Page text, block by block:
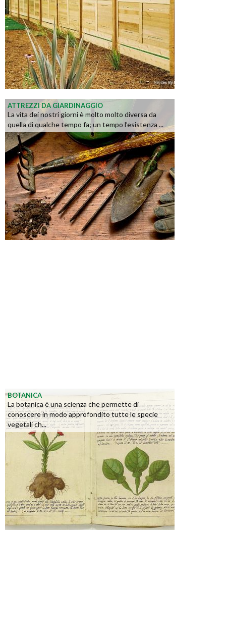
ATTREZZI DA GIARDINAGGIO
La vita dei nostri giorni è molto molto diversa da
quella di qualche tempo fa; un tempo l’esistenza ...
BOTANICA
La botanica è una scienza che permette di
conoscere in modo approfondito tutte le specie
vegetali ch...